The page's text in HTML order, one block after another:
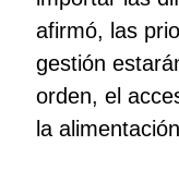
afirmó, las
gestión
orden, el
la